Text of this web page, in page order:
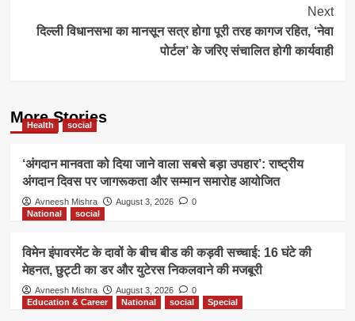
Next
दिल्ली विधानसभा का मानसून सत्र होगा पूरी तरह कागज रहित, ‘नेवा
पोर्टल’ के जरिए संचालित होगी कार्यवाही
More Stories
Health social
‘अंगदान मानवता को दिया जाने वाला सबसे बड़ा उपहार’: राष्ट्रीय
अंगदान दिवस पर जागरूकता और सम्मान समारोह आयोजित
Avneesh Mishra August 3, 2026
0
National
social
विमेन इंपावरमेंट के दावों के बीच बीड की कड़वी सच्चाई: 16 घंटे की
मेहनत, छुट्टी का डर और युटेरस निकलवाने की मजबूरी
Avneesh Mishra August 3, 2026
0
Education & Career
National social Special